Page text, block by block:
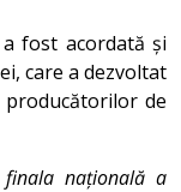
fost acordată și
care a dezvoltat
de
națională a